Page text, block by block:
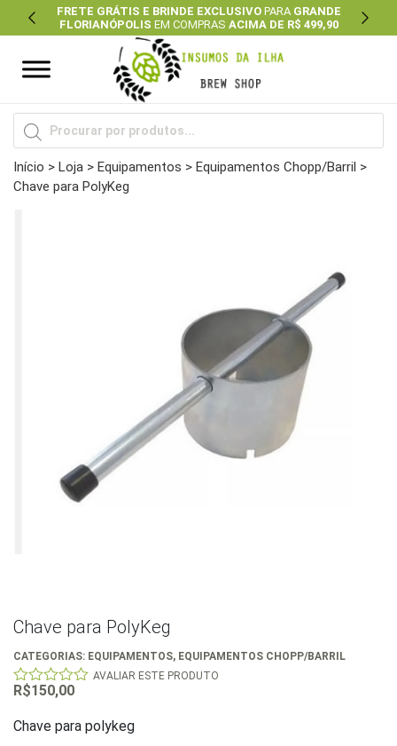
FRETE GRÁTIS E BRINDE EXCLUSIVOPARA GRANDE
FLORIANÓPOLIS EM COMPRAS ACIMA DE R$ 499,90
Previous Next
Pesquisar
produtos
Início > Loja > Equipamentos > Equipamentos Chopp/Barril >
Chave para PolyKeg
Chave para PolyKeg
CATEGORIAS: EQUIPAMENTOS, EQUIPAMENTOS CHOPP/BARRIL
0
of
5
AVALIAR ESTE PRODUTO
R$150,00
Chave para polykeg